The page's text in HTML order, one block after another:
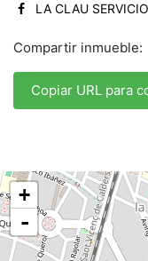
LA CLAU
Compartir inmueble:
Copiar URL para
+
-